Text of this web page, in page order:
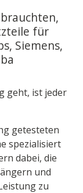
für
Siemens,
geht, ist jeder
getesteten
spezialisiert
dabei, die
und
zu